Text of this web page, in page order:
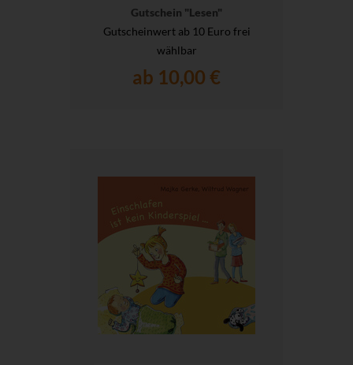
Gutschein "Lesen"
Gutscheinwert ab 10 Euro frei
wählbar
ab 10,00 €